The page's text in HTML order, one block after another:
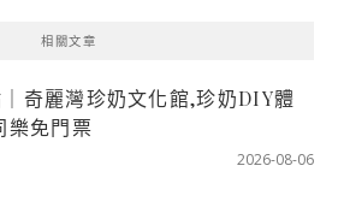
相關文章
奇麗灣珍奶文化館,珍奶DIY體
樂免門票
2026-08-06